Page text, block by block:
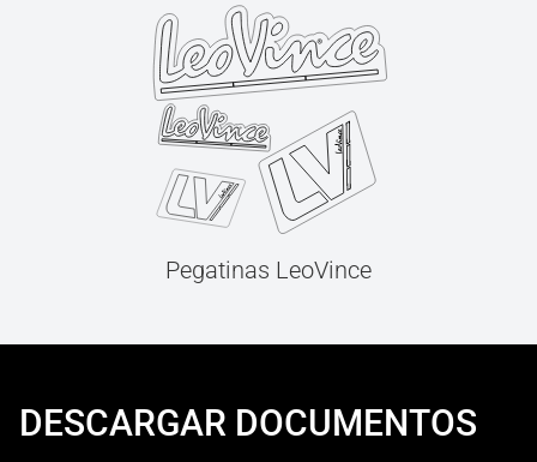
Pegatinas LeoVince
DESCARGAR DOCUMENTOS